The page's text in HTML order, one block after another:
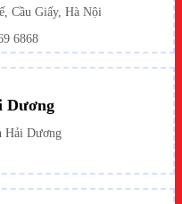
Cầu Giấy, Hà Nội
6868
Dương
Hải Dương